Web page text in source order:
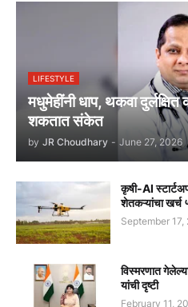
LIFESTYLE
मधुमेहींनी धाप, थकवा
शकतात संकेत
by JR Choudhary - June 27, 2026
कृषी-AI
शेतकऱ्यांचा खर्च
September 17,
विस्मरणात
यांची दृष्टी
February 11,